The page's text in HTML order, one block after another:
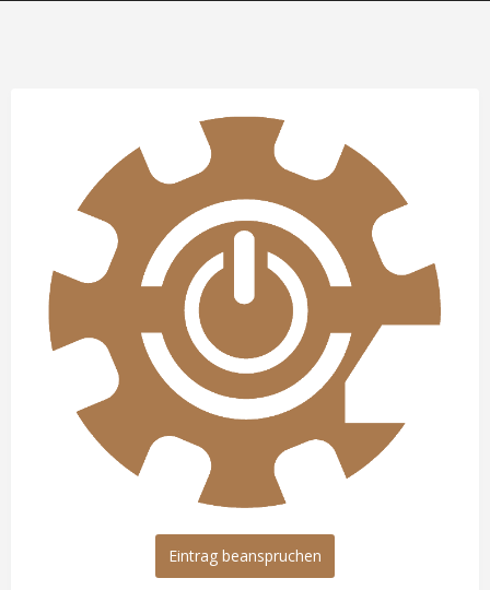
Eintrag beanspruchen